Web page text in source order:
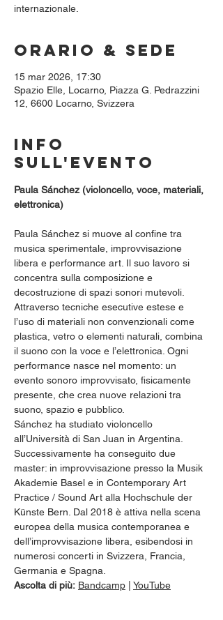
internazionale.
Orario & Sede
15 mar 2026, 17:30
Spazio Elle, Locarno, Piazza G. Pedrazzini
12, 6600 Locarno, Svizzera
Info
sull'evento
Paula Sánchez (violoncello, voce, materiali,
elettronica)
Paula Sánchez si muove al confine tra
musica sperimentale, improvvisazione
libera e performance art. Il suo lavoro si
concentra sulla composizione e
decostruzione di spazi sonori mutevoli.
Attraverso tecniche esecutive estese e
l’uso di materiali non convenzionali come
plastica, vetro o elementi naturali, combina
il suono con la voce e l’elettronica. Ogni
performance nasce nel momento: un
evento sonoro improvvisato, fisicamente
presente, che crea nuove relazioni tra
suono, spazio e pubblico.
Sánchez ha studiato violoncello
all’Università di San Juan in Argentina.
Successivamente ha conseguito due
master: in improvvisazione presso la Musik
Akademie Basel e in Contemporary Art
Practice / Sound Art alla Hochschule der
Künste Bern. Dal 2018 è attiva nella scena
europea della musica contemporanea e
dell’improvvisazione libera, esibendosi in
numerosi concerti in Svizzera, Francia,
Germania e Spagna.
Ascolta di più: Bandcamp YouTube